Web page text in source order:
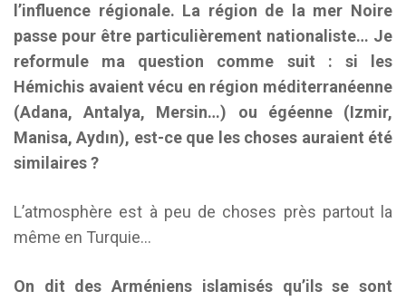
l’influence régionale. La région de la mer Noire
passe pour être particulièrement nationaliste… Je
reformule ma question comme suit : si les
Hémichis avaient vécu en région méditerranéenne
(Adana, Antalya, Mersin…) ou égéenne (Izmir,
Manisa, Aydın), est-ce que les choses auraient été
similaires ?
L’atmosphère est à peu de choses près partout la
même en Turquie…
On dit des Arméniens islamisés qu’ils se sont